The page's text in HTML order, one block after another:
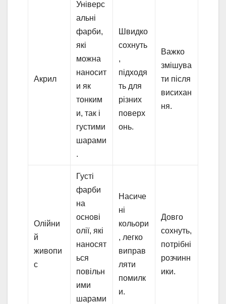
Акрил
Універс
альні
фарби,
які
можна
наносит
и як
тонким
и, так і
густими
шарами
.
Швидко
сохнуть
,
підходя
ть для
різних
поверх
онь.
Важко
змішува
ти після
висихан
ня.
Олійни
й
живопи
с
Густі
фарби
на
основі
олії, які
наносят
ься
повільн
ими
шарами
Насиче
ні
кольори
, легко
виправ
ляти
помилк
и.
Довго
сохнуть,
потрібні
розчинн
ики.